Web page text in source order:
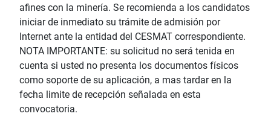
afines con la minería. Se recomienda a los candidatos
iniciar de inmediato su trámite de admisión por
Internet ante la entidad del CESMAT correspondiente.
NOTA IMPORTANTE: su solicitud no será tenida en
cuenta si usted no presenta los documentos físicos
como soporte de su aplicación, a mas tardar en la
fecha limite de recepción señalada en esta
convocatoria.